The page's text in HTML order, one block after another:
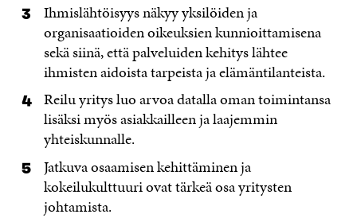
Ihmislähtöisyys näkyy yksilöiden ja
organisaatioiden oikeuksien kunnioittamisena
sekä siinä, että palveluiden kehitys lähtee
ihmisten aidoista tarpeista ja elämäntilanteista.
Reilu yritys luo arvoa datalla oman toimintansa
lisäksi myös asiakkailleen ja laajemmin
yhteiskunnalle.
Jatkuva osaamisen kehittäminen ja
kokeilukulttuuri ovat tärkeä osa yritysten
johtamista.